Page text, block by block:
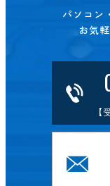
パソコン
お気